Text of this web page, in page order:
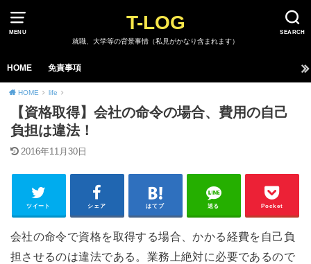
MENU SEARCH
T-LOG
就職、大学等の背景事情（私見がかなり含まれます）
HOME 免責事項
HOME life
【資格取得】会社の命令の場合、費用の自己
負担は違法！
2016年11月30日
ツイート シェア はてブ 送る Pocket
会社の命令で資格を取得する場合、かかる経費を自己負
担させるのは違法である。業務上絶対に必要であるので